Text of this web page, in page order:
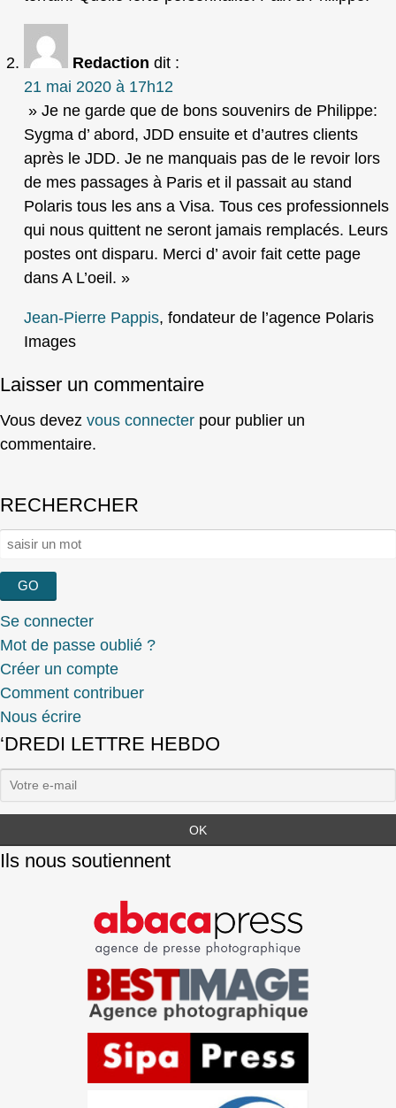
Redaction dit :
21 mai 2020 à 17h12
» Je ne garde que de bons souvenirs de Philippe:
Sygma d’ abord, JDD ensuite et d’autres clients
après le JDD. Je ne manquais pas de le revoir lors
de mes passages à Paris et il passait au stand
Polaris tous les ans a Visa. Tous ces professionnels
qui nous quittent ne seront jamais remplacés. Leurs
postes ont disparu. Merci d’ avoir fait cette page
dans A L’oeil. »
Jean-Pierre Pappis, fondateur de l’agence Polaris
Images
Laisser un commentaire
Vous devez vous connecter pour publier un
commentaire.
RECHERCHER
Rechercher :
Se connecter
Mot de passe oublié ?
Créer un compte
Comment contribuer
Nous écrire
‘DREDI LETTRE HEBDO
Ils nous soutiennent